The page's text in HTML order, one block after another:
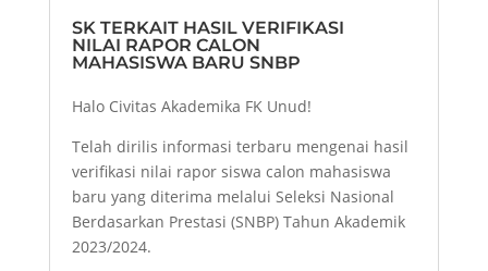
SK TERKAIT HASIL VERIFIKASI
NILAI RAPOR CALON
MAHASISWA BARU SNBP
Halo Civitas Akademika FK Unud!
Telah dirilis informasi terbaru mengenai hasil
verifikasi nilai rapor siswa calon mahasiswa
baru yang diterima melalui Seleksi Nasional
Berdasarkan Prestasi (SNBP) Tahun Akademik
2023/2024.